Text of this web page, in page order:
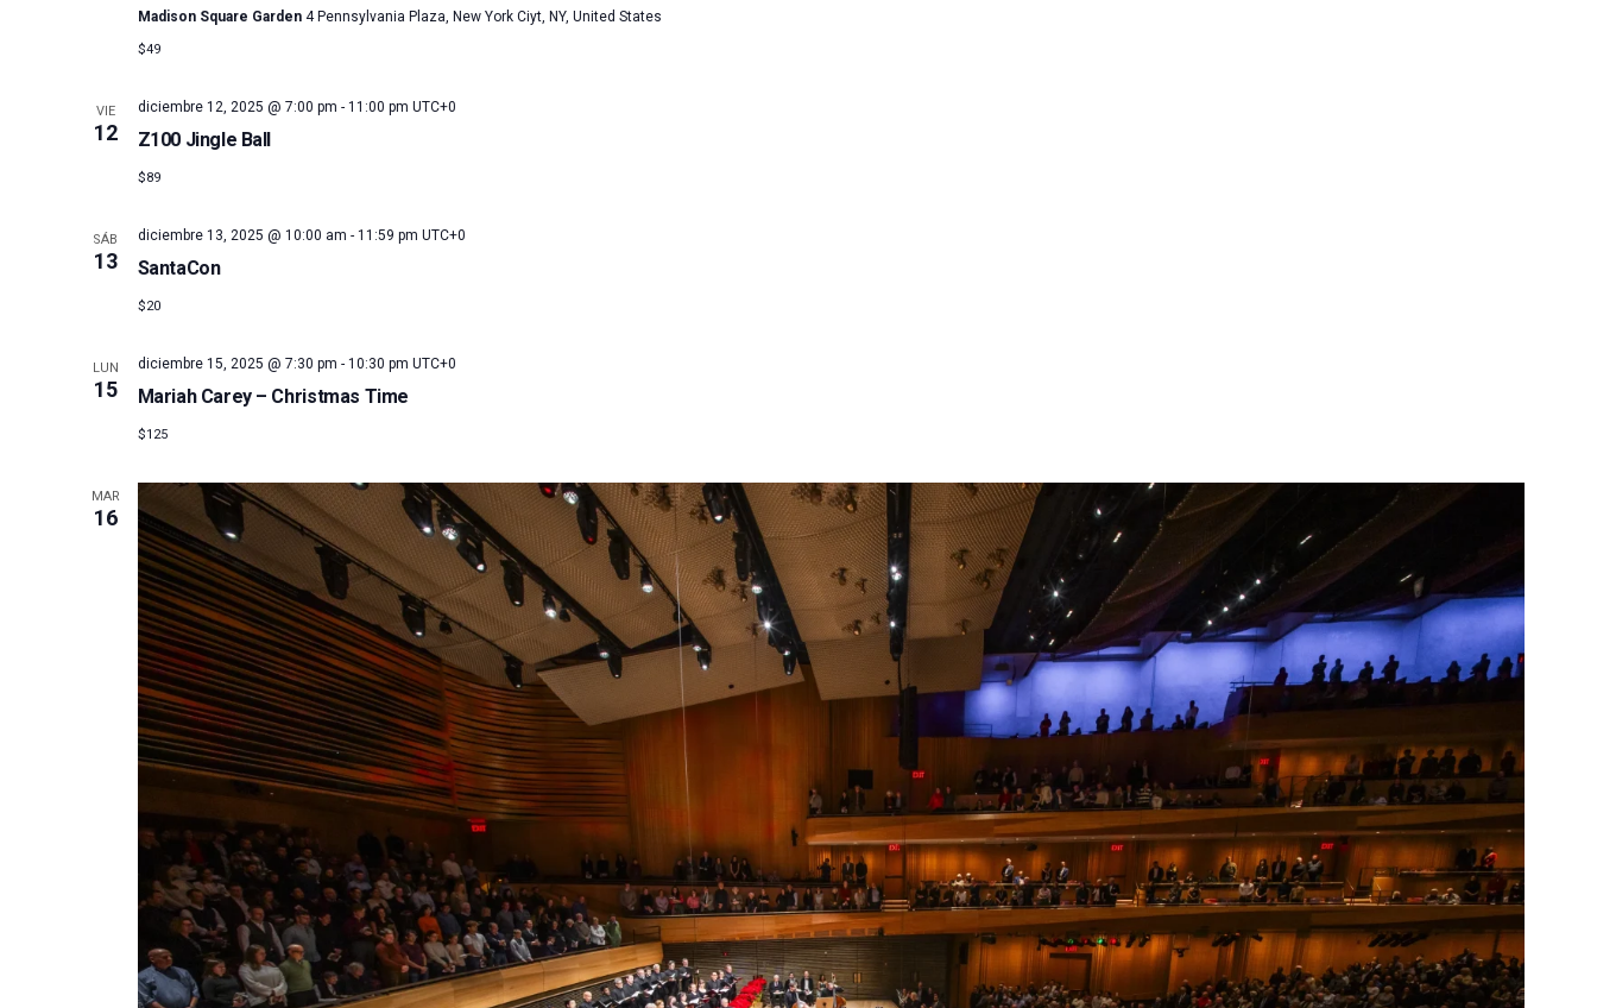
Madison Square Garden 4 Pennsylvania Plaza, New York Ciyt, NY, United States
$49
VIE
12 Z100 Jingle Ball
diciembre 12, 2025 @ 7:00 pm - 11:00 pm UTC+0
$89
SÁB
13 SantaCon
diciembre 13, 2025 @ 10:00 am - 11:59 pm UTC+0
$20
LUN
15 Mariah Carey – Christmas Time
diciembre 15, 2025 @ 7:30 pm - 10:30 pm UTC+0
$125
MAR
16